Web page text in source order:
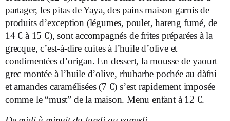
partager, les pitas de Yaya, des pains maison garnis de
produits d’exception (légumes, poulet, hareng fumé, de
14 € à 15 €), sont accompagnés de frites préparées à la
grecque, c’est-à-dire cuites à l’huile d’olive et
condimentées d’origan. En dessert, la mousse de yaourt
grec montée à l’huile d’olive, rhubarbe pochée au dàfni
et amandes caramélisées (7 €) s’est rapidement imposée
comme le “must” de la maison. Menu enfant à 12 €.